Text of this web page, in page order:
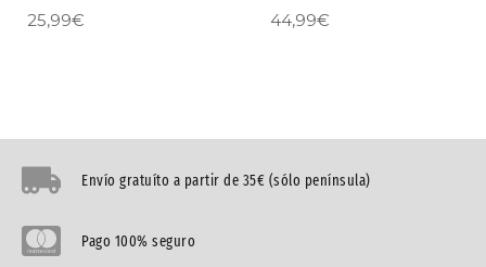
25,99€ 44,99€
Envío gratuíto a partir de 35€ (sólo península)
Pago 100% seguro